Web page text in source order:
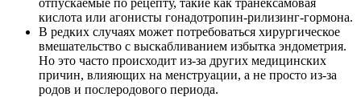
кислота или агонисты гонадотропин-рилизинг-гормона.
В редких случаях может потребоваться хирургическое
вмешательство с выскабливанием избытка эндометрия.
Но это часто происходит из-за других медицинских
причин, влияющих на менструации, а не просто из-за
родов и послеродового периода.